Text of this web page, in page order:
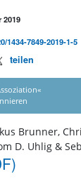
2019
1434-7849-2019-1-5
teilen
Brunner,
D. Uhlig &